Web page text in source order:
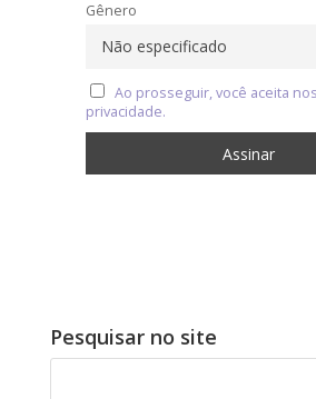
Gênero
Ao prosseguir, você aceita
privacidade.
Pesquisar no site